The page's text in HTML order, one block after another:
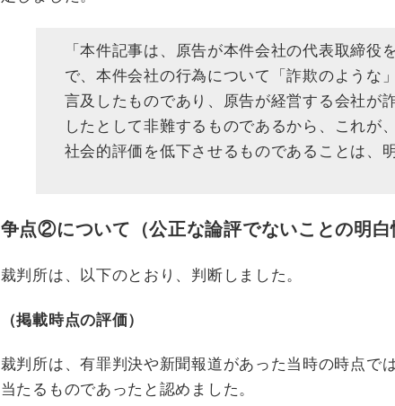
「本件記事は、原告が本件会社の代表取締役
で、本件会社の行為について「詐欺のような
言及したものであり、原告が経営する会社が
したとして非難するものであるから、これが
社会的評価を低下させるものであることは、
争点②について（公正な論評でないことの明白
裁判所は、以下のとおり、判断しました。
（掲載時点の評価）
裁判所は、有罪判決や新聞報道があった当時の時点で
当たるものであったと認めました。